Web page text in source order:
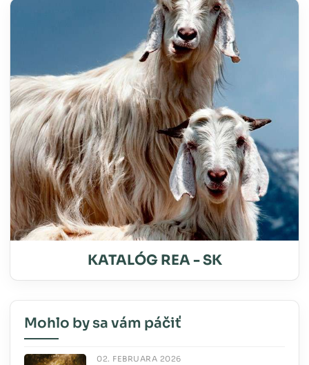
KATALÓG REA - SK
Mohlo by sa vám páčiť
02. FEBRUÁRA 2026